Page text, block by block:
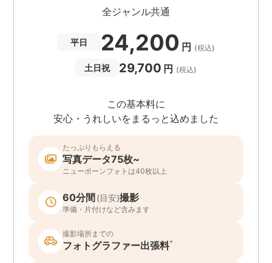
全ジャンル共通
平日 24,200 円 (税込)
土日祝 29,700 円 (税込)
この基本料に
安心・うれしいをまるっと込めました
たっぷりもらえる
写真データ75枚~
ニューボーンフォトは40枚以上
60分間 (目安)撮影
準備・片付けなど含みます
撮影場所までの
フォトグラファー出張料*